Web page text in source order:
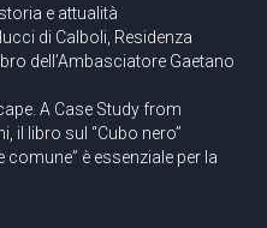
e attualità
di Calboli, Residenza
dell’Ambasciatore Gaetano
A Case Study from
il libro sul “Cubo nero”
comune” è essenziale per la